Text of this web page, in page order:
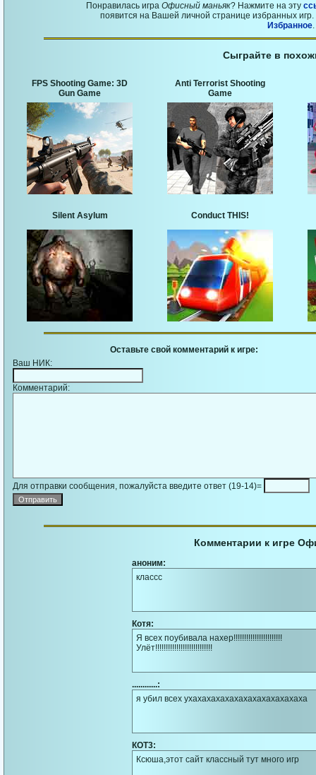
Понравилась игра Офисный маньяк? Нажмите на эту
появится на Вашей личной странице избранных
Избранное.
Сыграйте в
FPS Shooting Game: 3D
Gun Game
Anti Terrorist Shooting
Game
Silent Asylum Conduct THIS!
Оставьте свой комментарий к игре:
Ваш НИК:
Комментарий:
Для отправки сообщения, пожалуйста введите ответ (19-14)=
Комментарии к игре
аноним:
классс
Котя:
Я всех поубивала нахер!!!!!!!!!!!!!!!!!!!!!!!
Улёт!!!!!!!!!!!!!!!!!!!!!!!!!!!
............:
я убил всех ухахахахахахахахахахахахаха
КОТ3:
Ксюша,этот сайт классный тут много игр